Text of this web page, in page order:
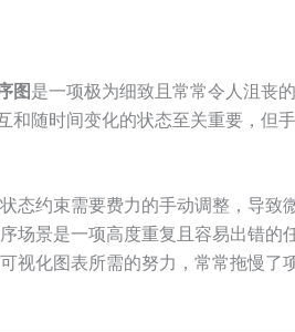
图是一项极为细致且常常令人沮丧
随时间变化的状态至关重要，但
态约束需要费力的手动调整，导致
场景是一项高度重复且容易出错的任
视化图表所需的努力，常常拖慢了